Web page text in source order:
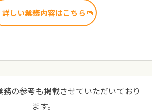
詳しい業務内容はこちら
の参考も掲載させていただいており
ます。